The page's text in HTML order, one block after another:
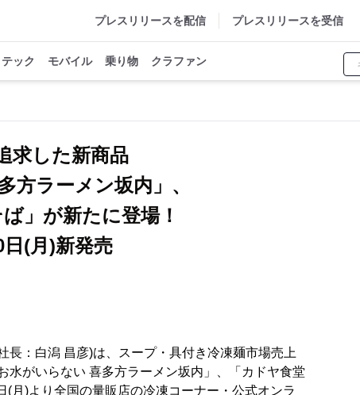
プレスリリースを配信 プレスリリースを受信
テック モバイル 乗り物 クラファン
求した新商品
方ラーメン坂内」、
」が新たに登場！
(月)新発売
：白潟 昌彦)は、スープ・具付き冷凍麺市場売上
がいらない 喜多方ラーメン坂内」、「カドヤ食堂
月)より全国の量販店の冷凍コーナー・公式オンラ